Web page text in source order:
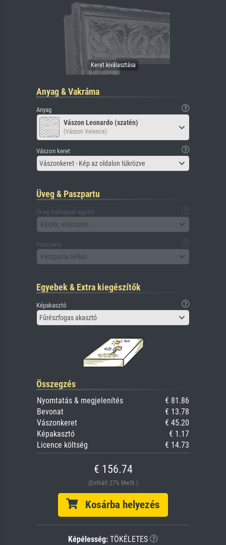
Anyag & Vakráma
Anyag
Vászon Leonardo (szatén)
(Vászon Velence)
Vászon keret
Vászonkeret - Kép az oldalon tükrözve
Üveg & Paszpartu
Üveg (hátlappal együtt)
Kérjük, válasszon
Paszpartu
Paszpartu nélkül
Egyebek & Extra kiegészítők
Képakasztó
Fűrészfogas akasztó
Összegzés
Nyomtatás & megjelenítés
€ 81.86
Bevonat
€ 13.78
Vászonkeret
€ 45.20
Képakasztó
€ 1.17
Licence költség
€ 14.73
€ 156.74
(Enthält 27% MwSt.)
Kosárba helyezés
Képélesség: TÖKÉLETES